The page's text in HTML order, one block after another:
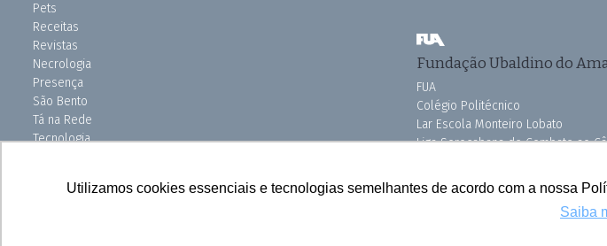
Utilizamos cookies essenciais e tecnologias semelhantes de acordo com a nossa
Saiba
Pets
Receitas
Revistas
Necrologia
Presença
São Bento
Tá na Rede
Tecnologia
Fundação Ubaldino do
FUA
Colégio Politécnico
Lar Escola Monteiro Lobato
Liga Sorocabana de Combate ao
Pink do Bem OSSEL